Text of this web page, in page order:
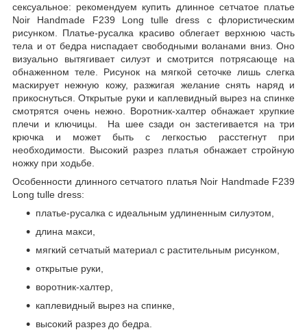
сексуальное: рекомендуем купить длинное сетчатое платье
Noir Handmade F239 Long tulle dress с флористическим
рисунком. Платье-русалка красиво облегает верхнюю часть
тела и от бедра ниспадает свободными воланами вниз. Оно
визуально вытягивает силуэт и смотрится потрясающе на
обнаженном теле. Рисунок на мягкой сеточке лишь слегка
маскирует нежную кожу, разжигая желание снять наряд и
прикоснуться. Открытые руки и каплевидный вырез на спинке
смотрятся очень нежно. Воротник-халтер обнажает хрупкие
плечи и ключицы. На шее сзади он застегивается на три
крючка и может быть с легкостью расстегнут при
необходимости. Высокий разрез платья обнажает стройную
ножку при ходьбе.
Особенности длинного сетчатого платья Noir Handmade F239
Long tulle dress:
платье-русалка с идеальным удлиненным силуэтом,
длина макси,
мягкий сетчатый материал с растительным рисунком,
открытые руки,
воротник-халтер,
каплевидный вырез на спинке,
высокий разрез до бедра.